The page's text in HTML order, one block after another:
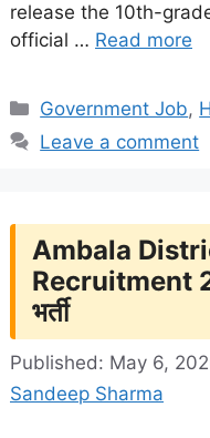
release the 10th-
official … Read more
Categories
Government Job,
Leave a comment
Ambala
Recruitment
भर्ती
Published: May 6,
Sandeep Sharma